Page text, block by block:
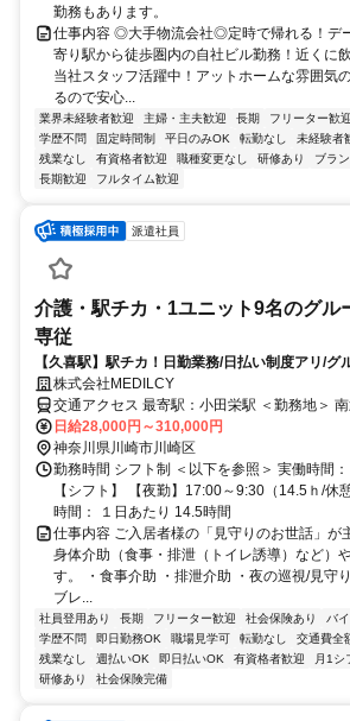
勤務もあります。
仕事内容 ◎大手物流会社◎定時で帰れる！デ
寄り駅から徒歩圏内の自社ビル勤務！近くに
当社スタッフ活躍中！アットホームな雰囲気
るので安心...
業界未経験者歓迎 主婦・主夫歓迎 長期 フリーター歓迎
学歴不問
固定時間制 平日のみOK 転勤なし 未経験者
残業なし
有資格者歓迎 職種変更なし 研修あり ブラ
長期歓迎
フルタイム歓迎
派遣社員
介護・駅チカ・1ユニット9名のグル
専従
【久喜駅】駅チカ！日勤業務/日払い制度アリ/グ
護）株式会社MEDILCY
交通アクセス 最寄駅：小田栄駅 ＜勤務地＞ 南武線「小田栄」駅 ※バ
イク/自転車通勤可
日給28,000円～310,000円
神奈川県川崎市川崎区
勤務時間 シフト制 ＜以下を参照＞ 実働時間
【シフト】 【夜勤】17:00～9:30（14.5ｈ/休
時間： １日あたり 14.5時間
仕事内容 ご入居者様の「見守りのお世話」が
身体介助（食事・排泄（トイレ誘導）など）
す。 ・食事介助 ・排泄介助 ・夜の巡視/見守
ブレ...
社員登用あり 長期 フリーター歓迎 社会保険あり バ
学歴不問
即日勤務OK 職場見学可 転勤なし 交通費全
残業なし
週払いOK 即日払いOK 有資格者歓迎 月1シ
研修あり
社会保険完備